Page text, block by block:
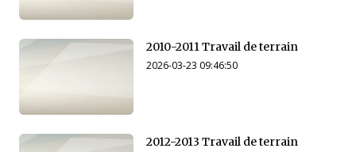
2010-2011 Travail de terrain
2026-03-23 09:46:50
2012-2013 Travail de terrain